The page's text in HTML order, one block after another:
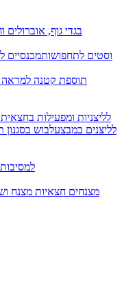
בגדי גוף, אוברולים
וסטים לתחפושותמכנסיים
תוספת קטנה
לליצניות ומפעילות
לליצנים במבצעלבוש בסגנון
מצנחים חצאיות מצנח